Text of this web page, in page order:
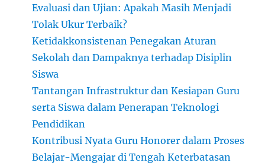
Evaluasi dan Ujian: Apakah Masih Menjadi
Tolak Ukur Terbaik?
Ketidakkonsistenan Penegakan Aturan
Sekolah dan Dampaknya terhadap Disiplin
Siswa
Tantangan Infrastruktur dan Kesiapan Guru
serta Siswa dalam Penerapan Teknologi
Pendidikan
Kontribusi Nyata Guru Honorer dalam Proses
Belajar-Mengajar di Tengah Keterbatasan